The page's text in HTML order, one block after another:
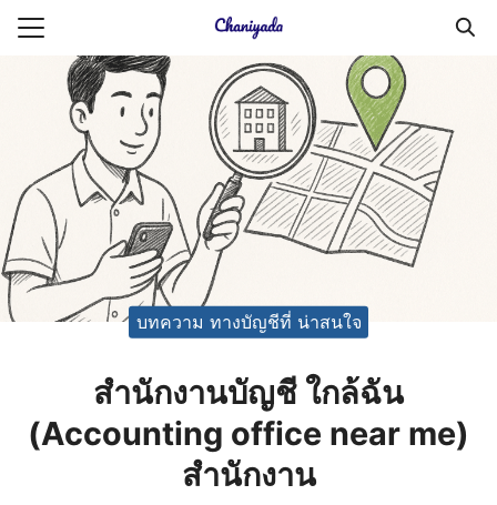
Skip
ยความเป็นส่วนตัว
ญชี (Accounting service)
ญชี (Accounting
Search
บทความ ทางบัญชีที่ น่าสนใจ
สํานักงานบัญชี ใกล้ฉัน
(Accounting office near me)
สํานักงาน